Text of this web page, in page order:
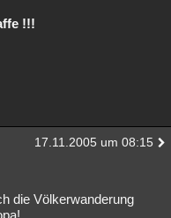
!!!
17.11.2005 um 08:15
die Völkerwanderung